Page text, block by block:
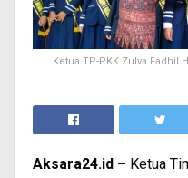
Ketua TP-PKK Zulva Fadhil
Aksara24.id – Ketua